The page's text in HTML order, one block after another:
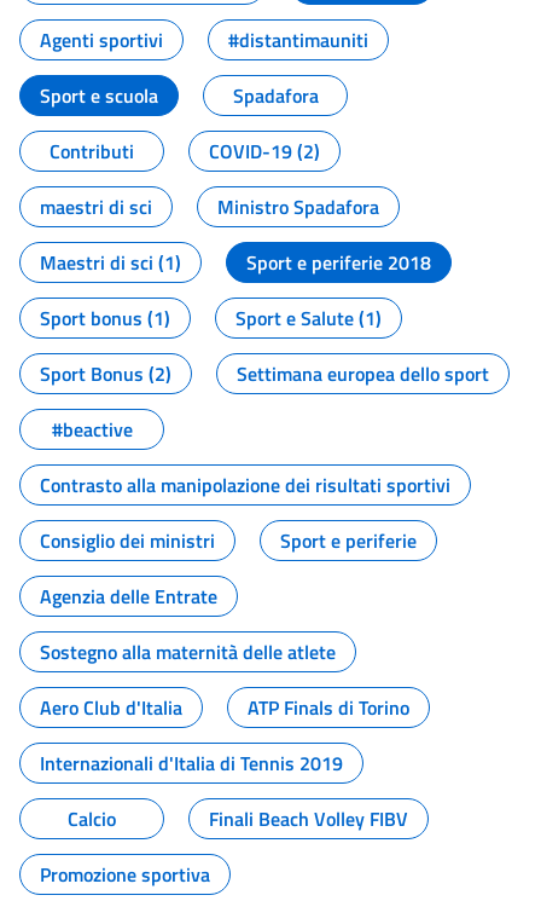
Agenti sportivi
#distantimauniti
Sport e scuola
Spadafora
Contributi
COVID-19 (2)
maestri di sci
Ministro Spadafora
Maestri di sci (1)
Sport e periferie 2018
Sport bonus (1)
Sport e Salute (1)
Sport Bonus (2)
Settimana europea dello sport
#beactive
Contrasto alla manipolazione dei risultati sportivi
Consiglio dei ministri
Sport e periferie
Agenzia delle Entrate
Sostegno alla maternità delle atlete
Aero Club d'Italia
ATP Finals di Torino
Internazionali d'Italia di Tennis 2019
Calcio
Finali Beach Volley FIBV
Promozione sportiva